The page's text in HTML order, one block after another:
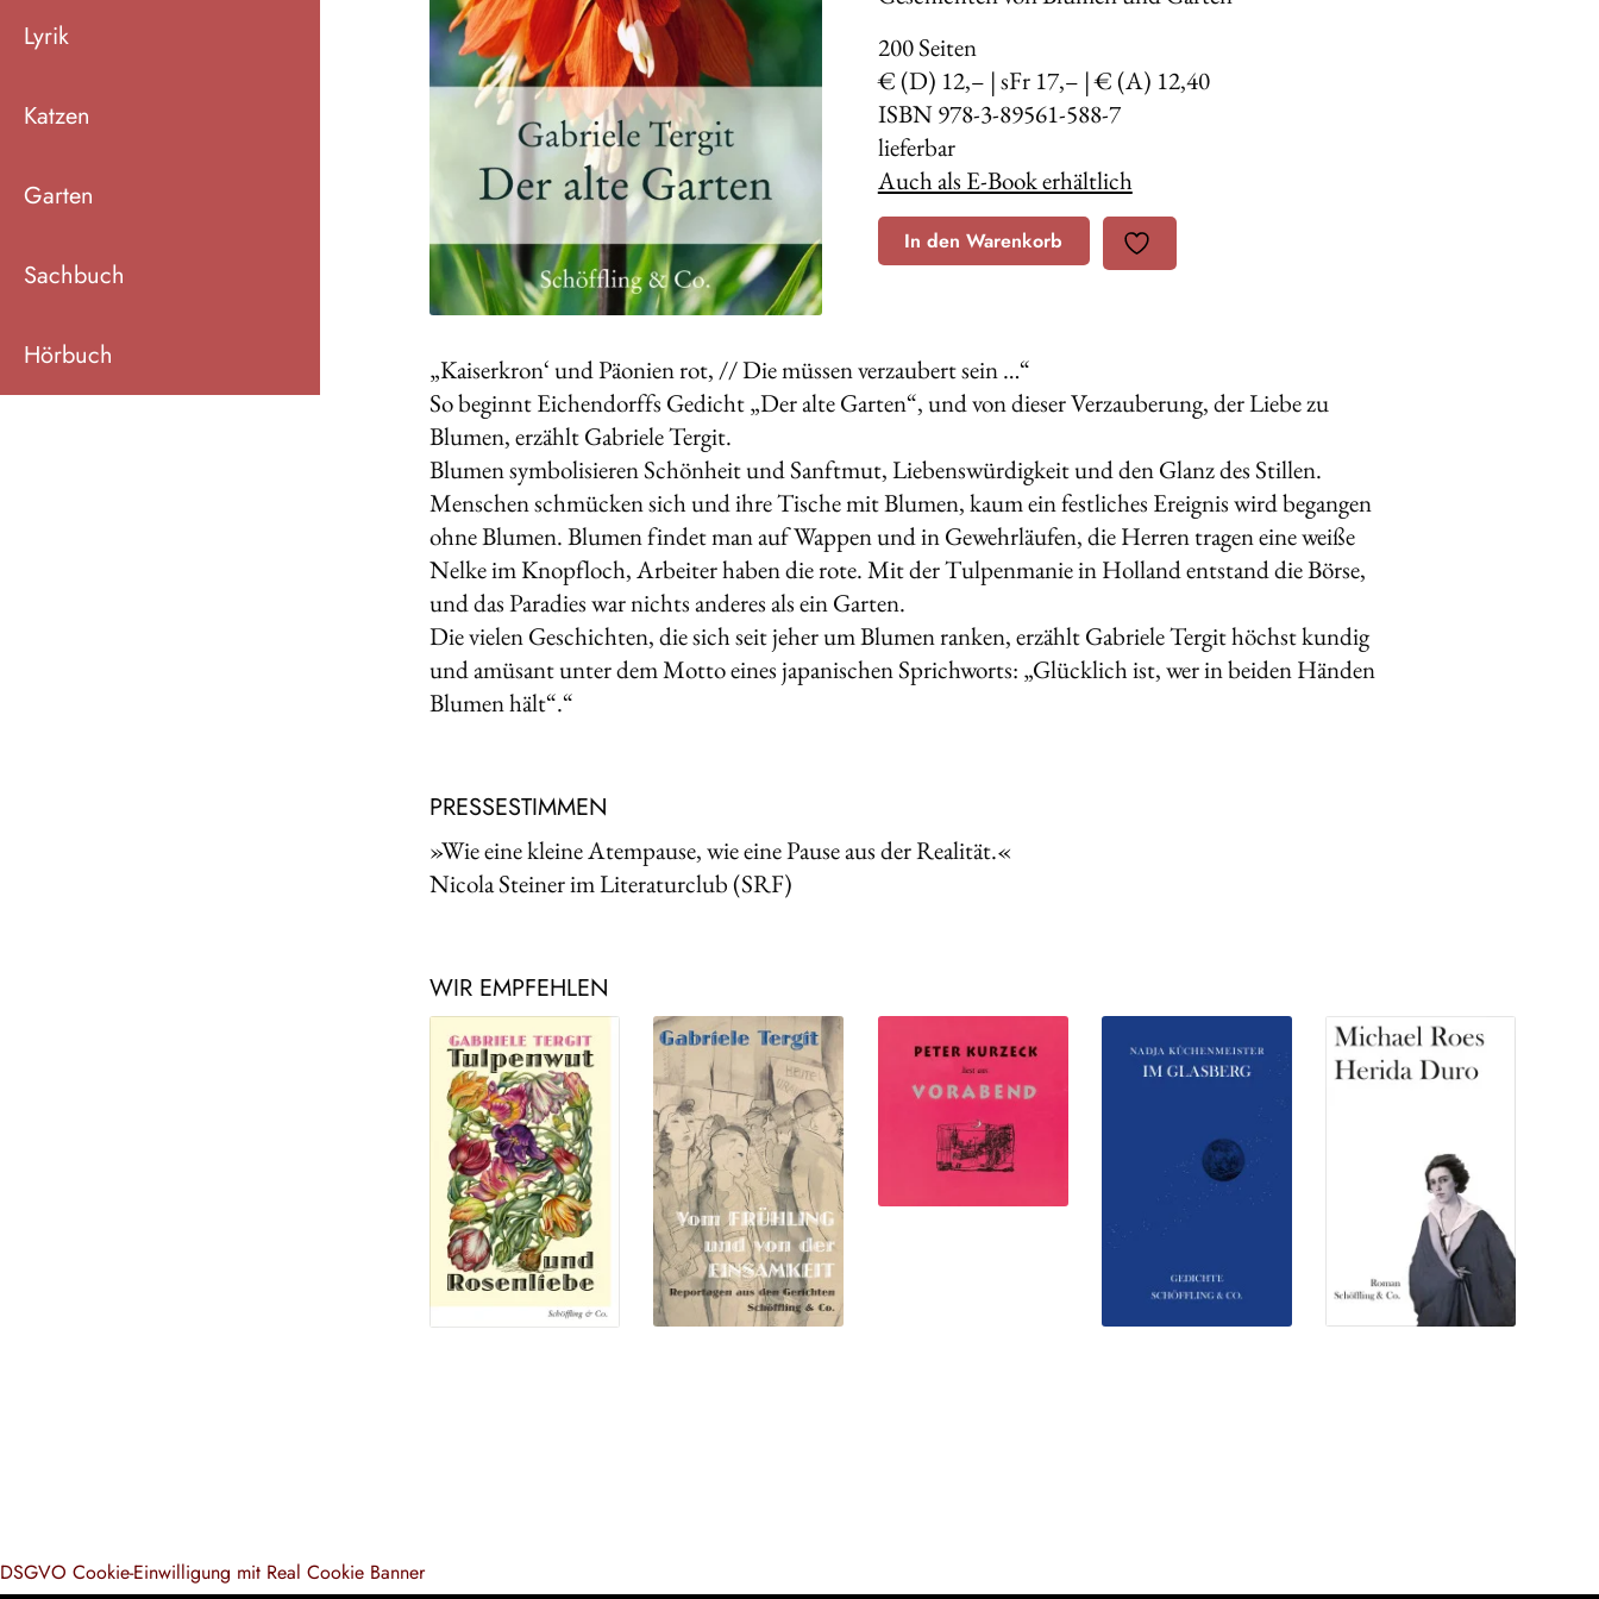
Lyrik
Katzen
Garten
Sachbuch
Hörbuch
200Seiten
€ (D) 12,– | sFr 17,– | € (A) 12,40
ISBN 978-3-89561-588-7
lieferbar
Auch als E-Book erhältlich
In den Warenkorb
„Kaiserkron‘ und Päonien rot, // Die müssen verzaubert sein …“
So beginnt Eichendorffs Gedicht „Der alte Garten“, und von dieser Verzauberung, der Liebe zu
Blumen, erzählt Gabriele Tergit.
Blumen symbolisieren Schönheit und Sanftmut, Liebenswürdigkeit und den Glanz des Stillen.
Menschen schmücken sich und ihre Tische mit Blumen, kaum ein festliches Ereignis wird begangen
ohne Blumen. Blumen findet man auf Wappen und in Gewehrläufen, die Herren tragen eine weiße
Nelke im Knopfloch, Arbeiter haben die rote. Mit der Tulpenmanie in Holland entstand die Börse,
und das Paradies war nichts anderes als ein Garten.
Die vielen Geschichten, die sich seit jeher um Blumen ranken, erzählt Gabriele Tergit höchst kundig
und amüsant unter dem Motto eines japanischen Sprichworts: „Glücklich ist, wer in beiden Händen
Blumen hält“.“
PRESSESTIMMEN
»Wie eine kleine Atempause, wie eine Pause aus der Realität.«
Nicola Steiner im Literaturclub (SRF)
WIR EMPFEHLEN
DSGVO Cookie-Einwilligung mit Real Cookie Banner